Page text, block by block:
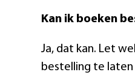
Kan ik boeken
Ja, dat kan. Let
bestelling te